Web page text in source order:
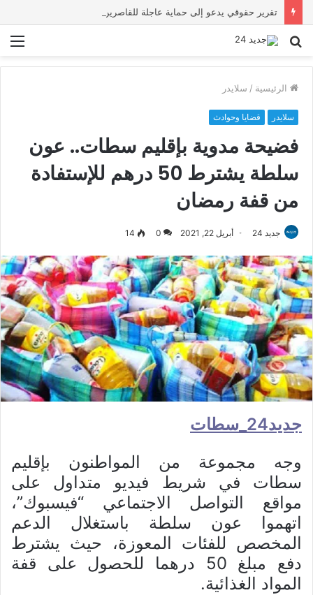
بحث
الرئيسية / سلايدر
سلايدر قضايا وحوادث
فضيحة مدوية بإقليم سطات.. عون
سلطة يشترط 50 درهم للإستفادة
من قفة رمضان
جديد 24 أبريل 22, 2021 0
14
جديد24_سطات
وجه مجموعة من المواطنون بإقليم
سطات في شريط فيديو متداول على
مواقع التواصل الاجتماعي “فيسبوك”،
اتهموا عون سلطة باستغلال الدعم
المخصص للفئات المعوزة، حيث يشترط
دفع مبلغ 50 درهما للحصول على قفة
المواد الغذائية.